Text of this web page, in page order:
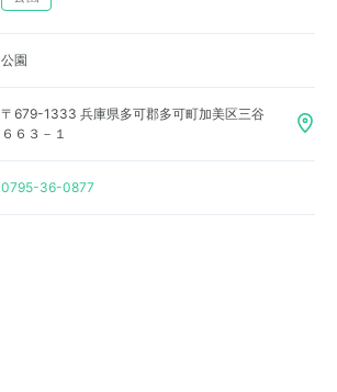
公園
〒679-1333 兵庫県多可郡多可町加美区三谷
６６３－１
0795-36-0877